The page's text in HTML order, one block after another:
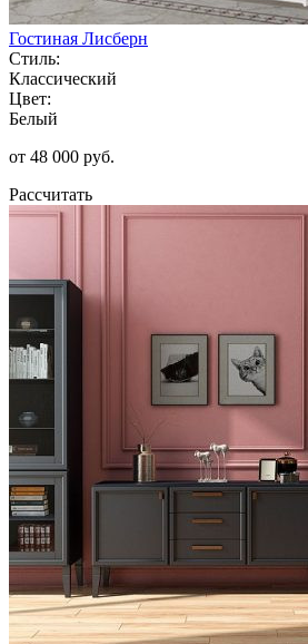
Гостиная Лисберн
Стиль:
Классический
Цвет:
Белый
от 48 000 руб.
Рассчитать